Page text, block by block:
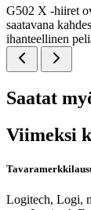
G502 X -hiiret
saatavana
ihanteellinen
Saatat
Viimeksi
Logitech, Logi,